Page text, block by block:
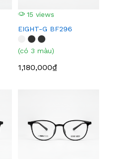
15 views
EIGHT-G BF296
(có 3 màu)
1,180,000₫